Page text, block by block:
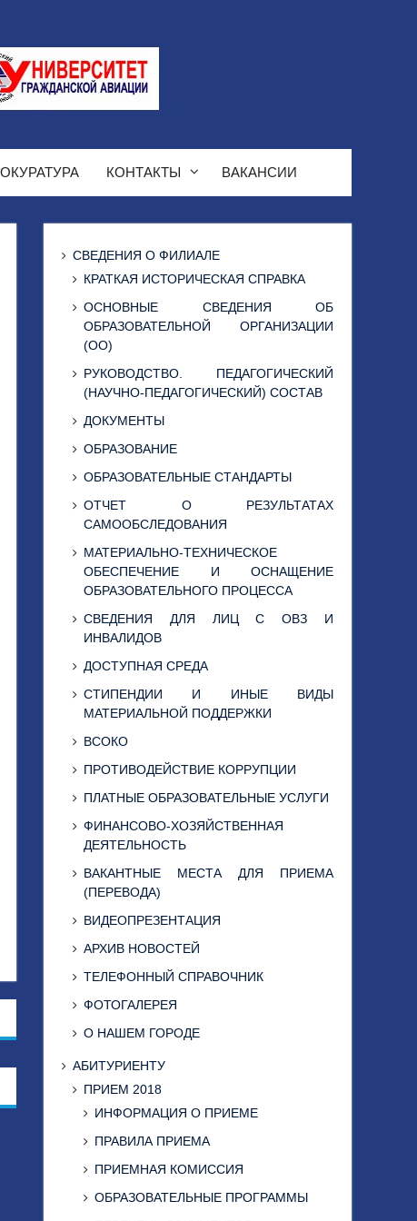
КОНТАКТЫ ВАКАНСИИ
СВЕДЕНИЯ О ФИЛИАЛЕ
КРАТКАЯ ИСТОРИЧЕСКАЯ СПРАВКА
ОСНОВНЫЕ СВЕДЕНИЯ ОБ
ОБРАЗОВАТЕЛЬНОЙ ОРГАНИЗАЦИИ
(ОО)
РУКОВОДСТВО. ПЕДАГОГИЧЕСКИЙ
(НАУЧНО-ПЕДАГОГИЧЕСКИЙ) СОСТАВ
ДОКУМЕНТЫ
ОБРАЗОВАНИЕ
ОБРАЗОВАТЕЛЬНЫЕ СТАНДАРТЫ
ОТЧЕТ О РЕЗУЛЬТАТАХ
САМООБСЛЕДОВАНИЯ
МАТЕРИАЛЬНО-ТЕХНИЧЕСКОЕ
ОБЕСПЕЧЕНИЕ И ОСНАЩЕНИЕ
ОБРАЗОВАТЕЛЬНОГО ПРОЦЕССА
СВЕДЕНИЯ ДЛЯ ЛИЦ С ОВЗ И
ИНВАЛИДОВ
ДОСТУПНАЯ СРЕДА
СТИПЕНДИИ И ИНЫЕ ВИДЫ
МАТЕРИАЛЬНОЙ ПОДДЕРЖКИ
ВСОКО
ПРОТИВОДЕЙСТВИЕ КОРРУПЦИИ
ПЛАТНЫЕ ОБРАЗОВАТЕЛЬНЫЕ УСЛУГИ
ФИНАНСОВО-ХОЗЯЙСТВЕННАЯ
ДЕЯТЕЛЬНОСТЬ
ВАКАНТНЫЕ МЕСТА ДЛЯ ПРИЕМА
(ПЕРЕВОДА)
ВИДЕОПРЕЗЕНТАЦИЯ
АРХИВ НОВОСТЕЙ
ТЕЛЕФОННЫЙ СПРАВОЧНИК
ФОТОГАЛЕРЕЯ
О НАШЕМ ГОРОДЕ
АБИТУРИЕНТУ
ПРИЕМ 2018
ИНФОРМАЦИЯ О ПРИЕМЕ
ПРАВИЛА ПРИЕМА
ПРИЕМНАЯ КОМИССИЯ
ОБРАЗОВАТЕЛЬНЫЕ ПРОГРАММЫ